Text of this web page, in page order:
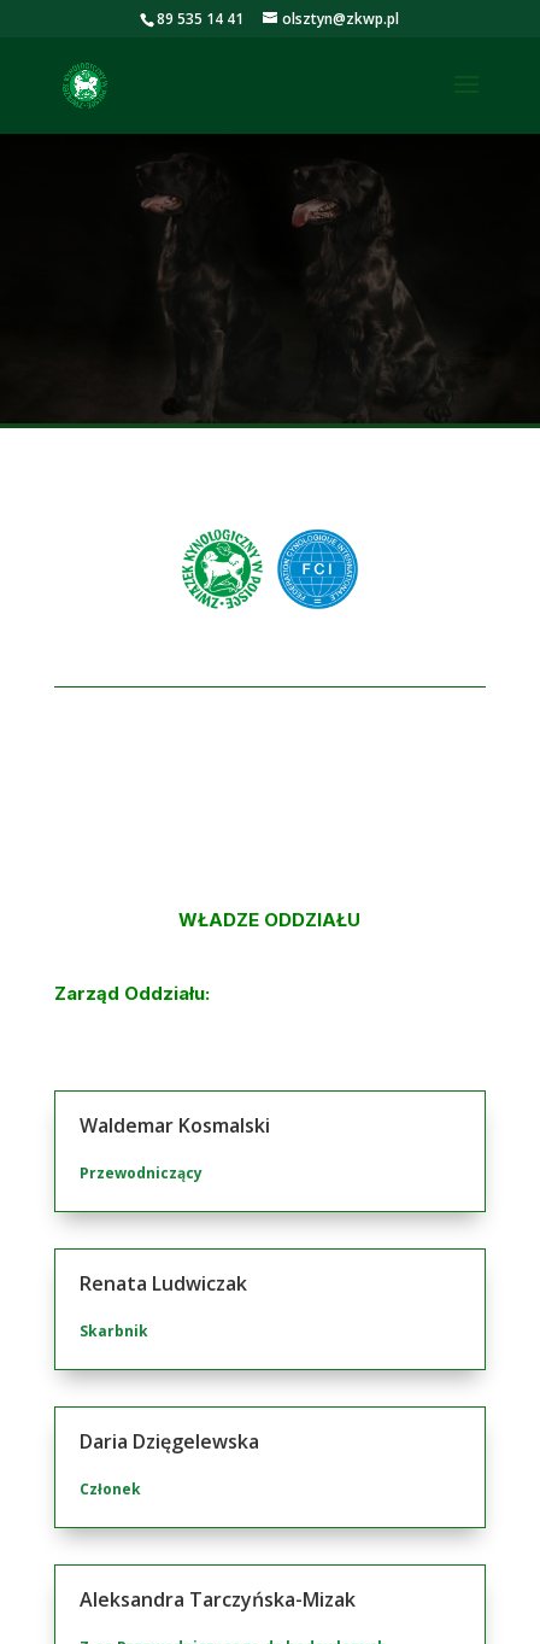
89 535 14 41 olsztyn@zkwp.pl
WŁADZE ODDZIAŁU
Zarząd Oddziału:
Waldemar Kosmalski
Przewodniczący
Renata Ludwiczak
Skarbnik
Daria Dzięgelewska
Członek
Aleksandra Tarczyńska-Mizak